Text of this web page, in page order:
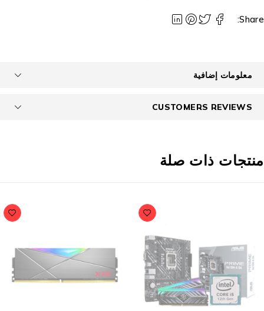
معلومات إضافية
CUSTOMERS REVIEWS
ذات صلة